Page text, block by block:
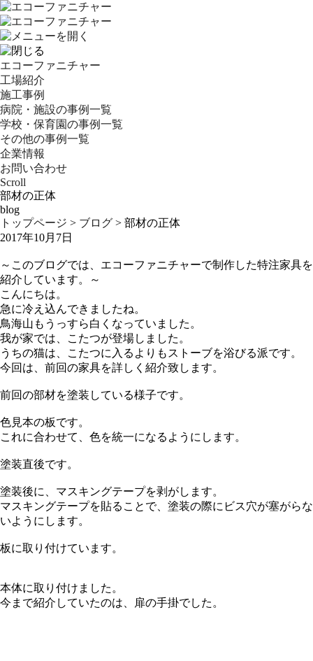
エコーファニチャー
工場紹介
施工事例
病院・施設の事例一覧
学校・保育園の事例一覧
その他の事例一覧
企業情報
お問い合わせ
Scroll
部材の正体
blog
トップページ > ブログ > 部材の正体
2017年10月7日
～このブログでは、エコーファニチャーで制作した特注家具を
紹介しています。～
こんにちは。
急に冷え込んできましたね。
鳥海山もうっすら白くなっていました。
我が家では、こたつが登場しました。
うちの猫は、こたつに入るよりもストーブを浴びる派です。
今回は、前回の家具を詳しく紹介致します。
前回の部材を塗装している様子です。
色見本の板です。
これに合わせて、色を統一になるようにします。
塗装直後です。
塗装後に、マスキングテープを剥がします。
マスキングテープを貼ることで、塗装の際にビス穴が塞がらな
いようにします。
板に取り付けています。
本体に取り付けました。
今まで紹介していたのは、扉の手掛でした。